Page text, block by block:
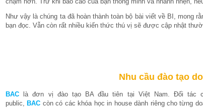
Như vậy là chúng ta đã hoàn thành toàn bộ bài viết về BI, mong
bạn đọc. Vẫn còn rất nhiều kiến thức thú vị sẽ được cập nhật
Nhu cầu đào tạo
BAC là đơn vị đào tạo BA đầu tiên tại Việt Nam. Đối tác
public, BAC còn có các khóa học in house dành riêng cho từng